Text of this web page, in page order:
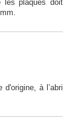
les plaques doit
à l’abri